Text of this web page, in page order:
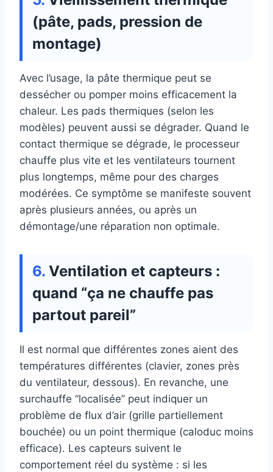
(pâte, pads, pression de
montage)
Avec l’usage, la pâte thermique peut se
dessécher ou pomper moins efficacement la
chaleur. Les pads thermiques (selon les
modèles) peuvent aussi se dégrader. Quand le
contact thermique se dégrade, le processeur
chauffe plus vite et les ventilateurs tournent
plus longtemps, même pour des charges
modérées. Ce symptôme se manifeste souvent
après plusieurs années, ou après un
démontage/une réparation non optimale.
Ventilation et capteurs :
quand “ça ne chauffe pas
partout pareil”
Il est normal que différentes zones aient des
températures différentes (clavier, zones près
du ventilateur, dessous). En revanche, une
surchauffe “localisée” peut indiquer un
problème de flux d’air (grille partiellement
bouchée) ou un point thermique (caloduc moins
efficace). Les capteurs suivent le
comportement réel du système : si les